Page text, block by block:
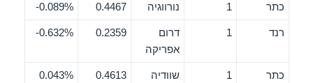
כתר 1 נורווגיה 0.4467
0.089%-
רנד 1
דרום
אפריקה
0.2359
0.632%-
כתר 1 שוודיה 0.4613
0.043%